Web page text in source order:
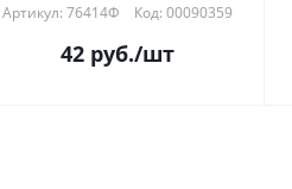
Артикул: 76414Ф
Код: 00090359
42руб./шт